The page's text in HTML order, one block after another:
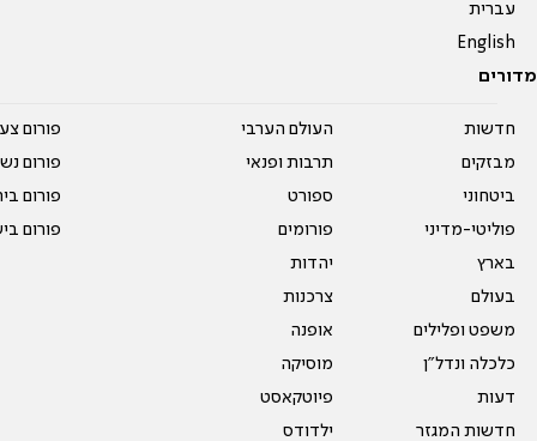
עברית
English
מדורים
חדשות
מבזקים
ביטחוני
פוליטי-מדיני
בארץ
בעולם
משפט ופלילים
כלכלה ונדל"ן
דעות
חדשות המגזר
העולם הערבי
תרבות ופנאי
ספורט
פורומים
יהדות
צרכנות
אופנה
מוסיקה
פיוטקאסט
ילדודס
פורום
פורום
פורום
פורום